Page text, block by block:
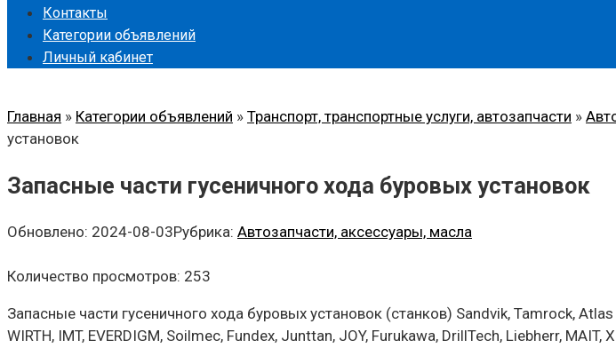
Контакты
Категории объявлений
Личный кабинет
Главная » Категории объявлений » Транспорт, транспортные услуги, автозапчасти »
установок
Запасные части гусеничного хода буровых установок
Обновлено: 2024-08-03Рубрика: Автозапчасти, аксессуары, масла
Количество просмотров: 253
Запасные части гусеничного хода буровых установок (станков) Sandvik, Tamrock,
WIRTH, IMT, EVERDIGM, Soilmec, Fundex, Junttan, JOY, Furukawa, DrillTech, Liebherr,